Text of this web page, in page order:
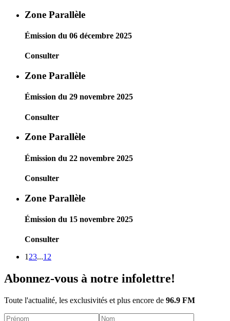
Zone Parallèle
Émission du 06 décembre 2025
Consulter
Zone Parallèle
Émission du 29 novembre 2025
Consulter
Zone Parallèle
Émission du 22 novembre 2025
Consulter
Zone Parallèle
Émission du 15 novembre 2025
Consulter
1 23...12
Abonnez-vous à notre infolettre!
Toute l'actualité, les exclusivités et plus encore de 96.9 FM